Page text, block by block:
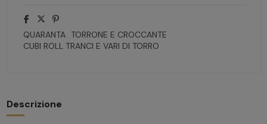
QUARANTA TORRONE E CROCCANTE
CUBI ROLL TRANCI E VARI DI TORRO
Descrizione